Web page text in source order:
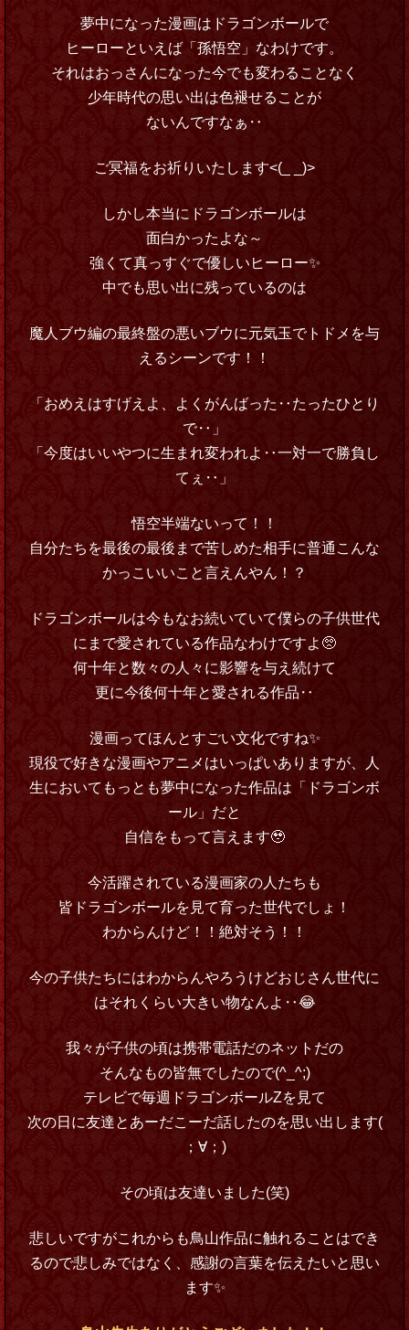
夢中になった漫画はドラゴンボールで
ヒーローといえば「孫悟空」なわけです。
それはおっさんになった今でも変わることなく
少年時代の思い出は色褪せることが
ないんですなぁ‥
ご冥福をお祈りいたします<(_ _)>
しかし本当にドラゴンボールは
面白かったよな～
強くて真っすぐで優しいヒーロー✨
中でも思い出に残っているのは
魔人ブウ編の最終盤の悪いブウに元気玉でトドメを与
えるシーンです！！
「おめえはすげえよ、よくがんばった‥たったひとり
で‥」
「今度はいいやつに生まれ変われよ‥一対一で勝負し
てぇ‥」
悟空半端ないって！！
自分たちを最後の最後まで苦しめた相手に普通こんな
かっこいいこと言えんやん！？
ドラゴンボールは今もなお続いていて僕らの子供世代
にまで愛されている作品なわけですよ🥺
何十年と数々の人々に影響を与え続けて
更に今後何十年と愛される作品‥
漫画ってほんとすごい文化ですね✨
現役で好きな漫画やアニメはいっぱいありますが、人
生においてもっとも夢中になった作品は「ドラゴンボ
ール」だと
自信をもって言えます🥹
今活躍されている漫画家の人たちも
皆ドラゴンボールを見て育った世代でしょ！
わからんけど！！絶対そう！！
今の子供たちにはわからんやろうけどおじさん世代に
はそれくらい大きい物なんよ‥😂
我々が子供の頃は携帯電話だのネットだの
そんなもの皆無でしたので(^_^;)
テレビで毎週ドラゴンボールZを見て
次の日に友達とあーだこーだ話したのを思い出します(
；∀；)
その頃は友達いました(笑)
悲しいですがこれからも鳥山作品に触れることはでき
るので悲しみではなく、感謝の言葉を伝えたいと思い
ます✨